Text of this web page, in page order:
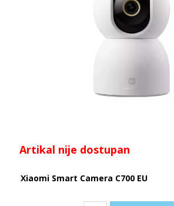
Artikal nije dostupan
Xiaomi Smart Camera C700 EU